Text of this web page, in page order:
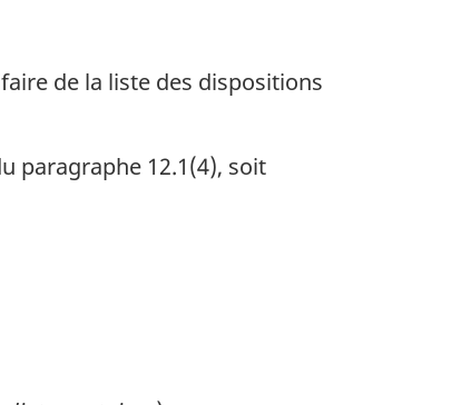
de la liste des dispositions
paragraphe 12.1(4), soit